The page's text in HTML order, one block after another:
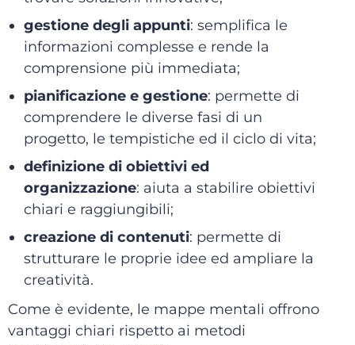
gestione degli appunti: semplifica le
informazioni complesse e rende la
comprensione più immediata;
pianificazione e gestione: permette di
comprendere le diverse fasi di un
progetto, le tempistiche ed il ciclo di vita;
definizione di obiettivi ed
organizzazione: aiuta a stabilire obiettivi
chiari e raggiungibili;
creazione di contenuti: permette di
strutturare le proprie idee ed ampliare la
creatività.
Come è evidente, le mappe mentali offrono
vantaggi chiari rispetto ai metodi